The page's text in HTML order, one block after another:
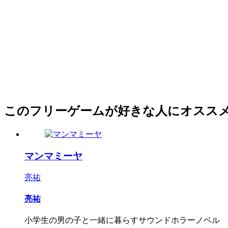
このフリーゲームが好きな人にオスス
マンマミーヤ
亮祐
亮祐
小学生の男の子と一緒に暮らすサウンドホラーノベル